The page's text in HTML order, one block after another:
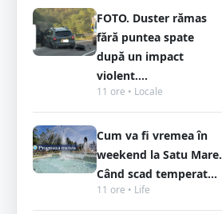
FOTO. Duster rămas
fără puntea spate
după un impact
violent....
11 ore • Locale
Cum va fi vremea în
weekend la Satu Mare.
Când scad temperat...
11 ore • Life